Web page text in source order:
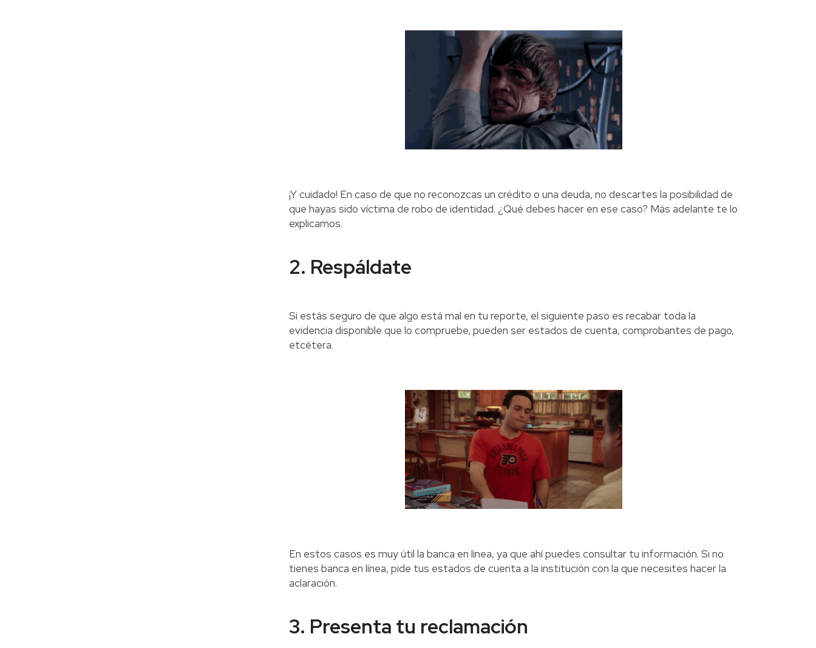
¡Y cuidado! En caso de que no reconozcas un crédito o una deuda, no descartes la posibilidad de
que hayas sido víctima de robo de identidad. ¿Qué debes hacer en ese caso? Más adelante te lo
explicamos.
2. Respáldate
Si estás seguro de que algo está mal en tu reporte, el siguiente paso es recabar toda la
evidencia disponible que lo compruebe, pueden ser estados de cuenta, comprobantes de pago,
etcétera.
En estos casos es muy útil la banca en línea, ya que ahí puedes consultar tu información. Si no
tienes banca en línea, pide tus estados de cuenta a la institución con la que necesites hacer la
aclaración.
3. Presenta tu reclamación